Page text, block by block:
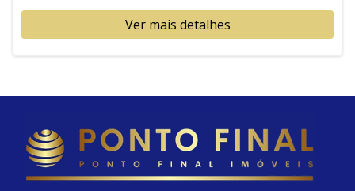
Ver mais detalhes